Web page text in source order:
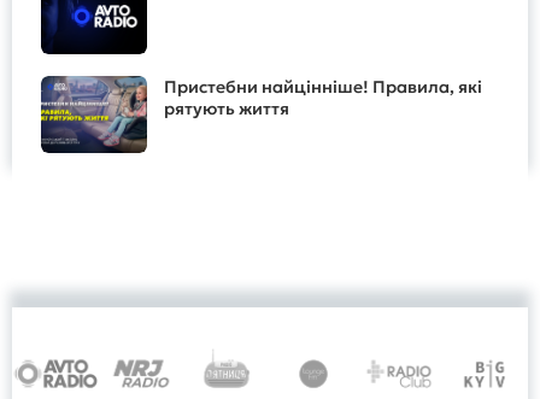
Пристебни найцінніше! Правила, які
рятують життя